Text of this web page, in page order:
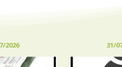
2026 31/